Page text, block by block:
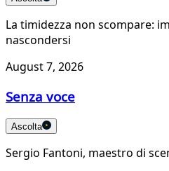
La timidezza non scompare:
nascondersi
August 7, 2026
Senza voce
Ascolta
Sergio Fantoni, maestro di